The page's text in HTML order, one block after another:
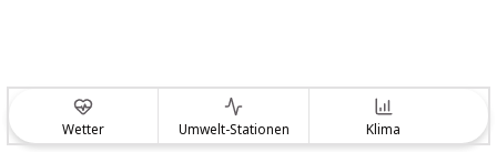
Wetter Umwelt-Stationen Klima